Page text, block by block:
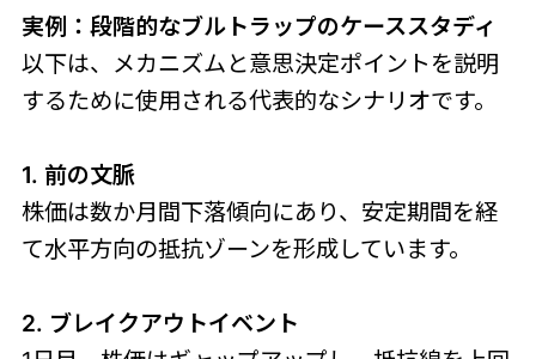
実例：段階的なブルトラップのケーススタディ
以下は、メカニズムと意思決定ポイントを説明
するために使用される代表的なシナリオです。
1. 前の文脈
株価は数か月間下落傾向にあり、安定期間を経
て水平方向の抵抗ゾーンを形成しています。
2. ブレイクアウトイベント